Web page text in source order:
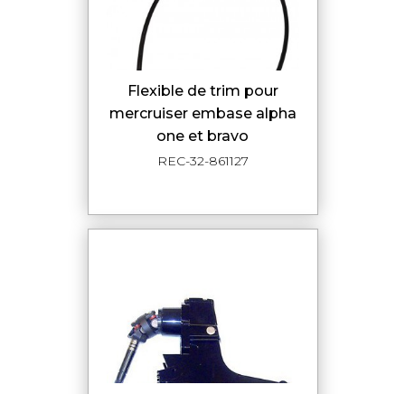
flexible de trim pour
mercruiser embase alpha
one et bravo
REC-32-861127